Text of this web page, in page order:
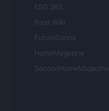
ESG 365
Food Wiki
FuturoDonna
HomeMagazine
SecondHomeMagazine